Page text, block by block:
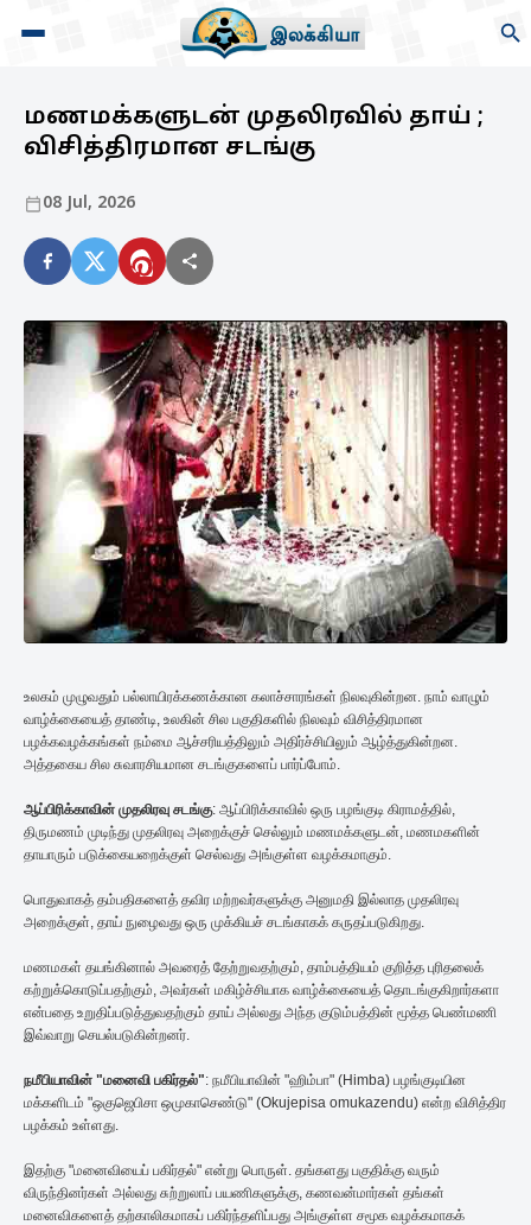
மணமக்களுடன் முதலிரவில் தாய் ;
விசித்திரமான சடங்கு
08 Jul, 2026
உலகம் முழுவதும் பல்லாயிரக்கணக்கான கலாச்சாரங்கள் நிலவுகின்றன. நாம் வாழும்
வாழ்க்கையைத் தாண்டி, உலகின் சில பகுதிகளில் நிலவும் விசித்திரமான
பழக்கவழக்கங்கள் நம்மை ஆச்சரியத்திலும் அதிர்ச்சியிலும் ஆழ்த்துகின்றன.
அத்தகைய சில சுவாரசியமான சடங்குகளைப் பார்ப்போம்.
ஆப்பிரிக்காவின் முதலிரவு சடங்கு: ஆப்பிரிக்காவில் ஒரு பழங்குடி கிராமத்தில்,
திருமணம் முடிந்து முதலிரவு அறைக்குச் செல்லும் மணமக்களுடன், மணமகளின்
தாயாரும் படுக்கையறைக்குள் செல்வது அங்குள்ள வழக்கமாகும்.
பொதுவாகத் தம்பதிகளைத் தவிர மற்றவர்களுக்கு அனுமதி இல்லாத முதலிரவு
அறைக்குள், தாய் நுழைவது ஒரு முக்கியச் சடங்காகக் கருதப்படுகிறது.
மணமகள் தயங்கினால் அவரைத் தேற்றுவதற்கும், தாம்பத்தியம் குறித்த புரிதலைக்
கற்றுக்கொடுப்பதற்கும், அவர்கள் மகிழ்ச்சியாக வாழ்க்கையைத் தொடங்குகிறார்களா
என்பதை உறுதிப்படுத்துவதற்கும் தாய் அல்லது அந்த குடும்பத்தின் மூத்த பெண்மணி
இவ்வாறு செயல்படுகின்றனர்.
நமீபியாவின் "மனைவி பகிர்தல்": நமீபியாவின் "ஹிம்பா" (Himba) பழங்குடியின
மக்களிடம் "ஒகுஜெபிசா ஒமுகாசெண்டு" (Okujepisa omukazendu) என்ற விசித்திர
பழக்கம் உள்ளது.
இதற்கு "மனைவியைப் பகிர்தல்" என்று பொருள். தங்களது பகுதிக்கு வரும்
விருந்தினர்கள் அல்லது சுற்றுலாப் பயணிகளுக்கு, கணவன்மார்கள் தங்கள்
மனைவிகளைத் தற்காலிகமாகப் பகிர்ந்தளிப்பது அங்குள்ள சமூக வழக்கமாகக்